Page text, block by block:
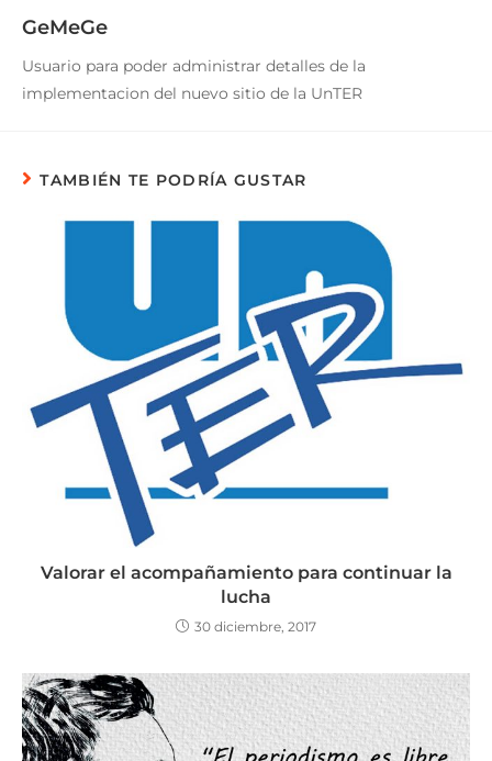
GeMeGe
Usuario para poder administrar detalles de la
implementacion del nuevo sitio de la UnTER
TAMBIÉN TE PODRÍA GUSTAR
Valorar el acompañamiento para continuar la
lucha
30 diciembre, 2017